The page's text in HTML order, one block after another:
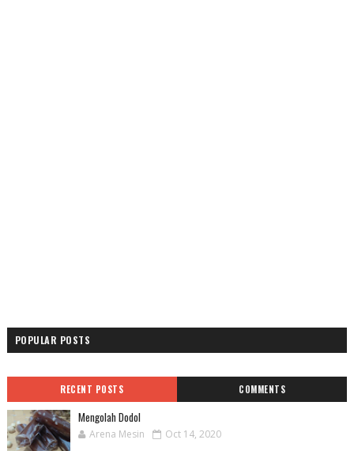
POPULAR POSTS
RECENT POSTS COMMENTS
Mengolah Dodol
Arena Mesin Oct 14, 2020